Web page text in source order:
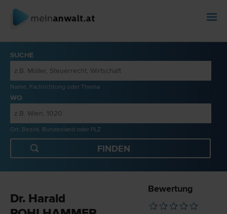
SUCHE
Name, Fachrichtung oder Thema
WO
Ort, Bezirk, Bundesland oder PLZ
Dr. Harald
Bewertung